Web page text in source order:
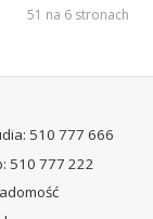
51 na 6 stronach
510 777 666
510 777 222